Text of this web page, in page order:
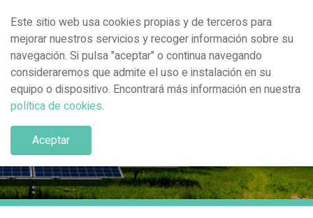
Este sitio web usa cookies propias y de terceros para
mejorar nuestros servicios y recoger información sobre su
navegación. Si pulsa "aceptar" o continua navegando
consideraremos que admite el uso e instalación en su
equipo o dispositivo. Encontrará más información en nuestra
política de cookies.
Aceptar